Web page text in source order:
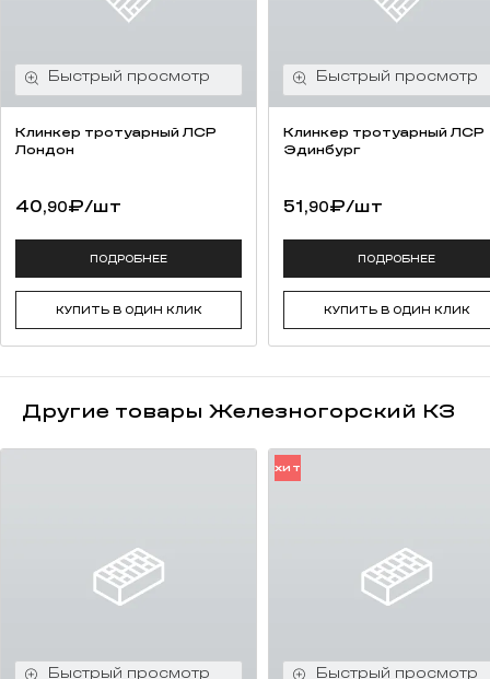
Клинкер тротуарный ЛСР
Лондон
40,90₽/шт
ПОДРОБНЕЕ
КУПИТЬ В ОДИН КЛИК
Клинкер тротуарный ЛСР
Эдинбург
51,90₽/шт
ПОДРОБНЕЕ
КУПИТЬ В ОДИН КЛИК
Другие товары Железногорский КЗ
ХИТ